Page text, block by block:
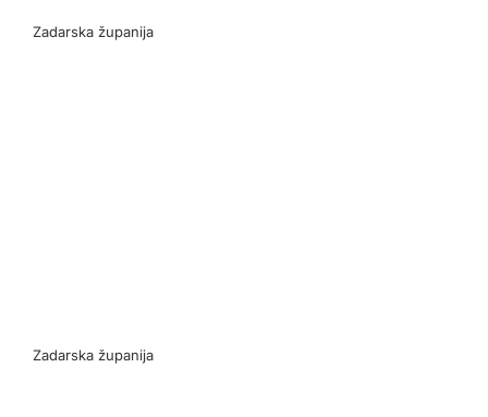
Zadarska županija
Zadarska županija